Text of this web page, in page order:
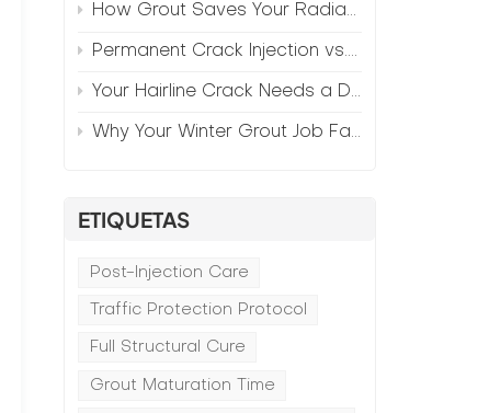
How Grout Saves Your Radiant Floor from Moisture Damage
Permanent Crack Injection vs. Annual Patching—The Math
Your Hairline Crack Needs a Different Grout Than Your Wide Gap
Why Your Winter Grout Job Failed (And How to Fix It)
ETIQUETAS
Post-Injection Care
Traffic Protection Protocol
Full Structural Cure
Grout Maturation Time